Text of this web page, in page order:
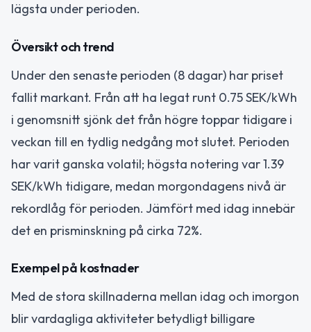
lägsta under perioden.
Översikt och trend
Under den senaste perioden (8 dagar) har priset
fallit markant. Från att ha legat runt 0.75 SEK/kWh
i genomsnitt sjönk det från högre toppar tidigare i
veckan till en tydlig nedgång mot slutet. Perioden
har varit ganska volatil; högsta notering var 1.39
SEK/kWh tidigare, medan morgondagens nivå är
rekordlåg för perioden. Jämfört med idag innebär
det en prisminskning på cirka 72%.
Exempel på kostnader
Med de stora skillnaderna mellan idag och imorgon
blir vardagliga aktiviteter betydligt billigare